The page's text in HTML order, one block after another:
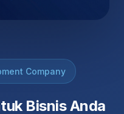
Company
Bisnis Anda